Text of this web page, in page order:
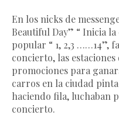
En los nicks de
Beautiful Day” “ Inicia
popular “ 1, 2,3 ……14”,
concierto, las
promociones para
carros en la ciudad
haciendo fila, luchaban
concierto.